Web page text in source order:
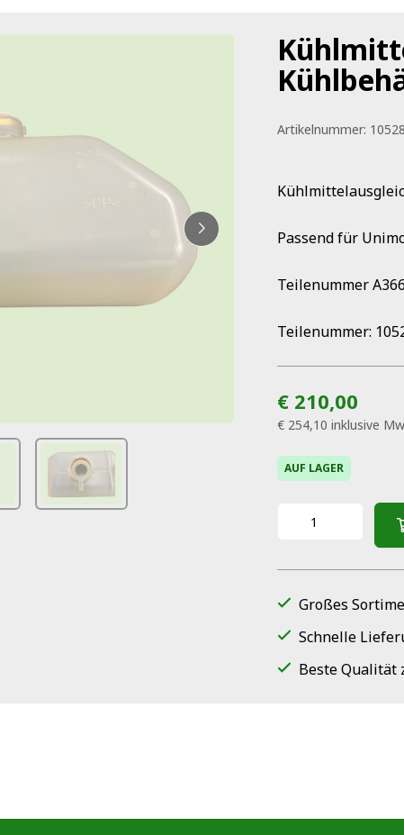
Artikelnummer:
Passend für
Teilenummer
Teilenummer:
€ 210,00
€ 254,10 inklusive
AUF LAGER
Großes
Schnelle
Beste Qualität